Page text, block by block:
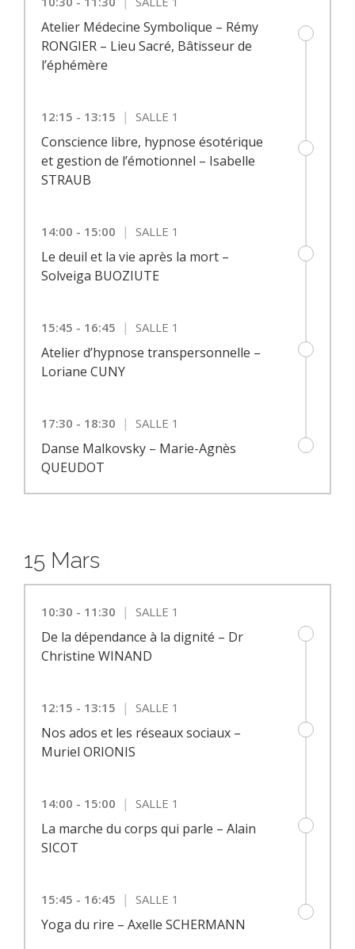
Atelier Médecine Symbolique – Rémy
RONGIER – Lieu Sacré, Bâtisseur de
l’éphémère
12:15 - 13:15 | SALLE 1
Conscience libre, hypnose ésotérique
et gestion de l’émotionnel – Isabelle
STRAUB
14:00 - 15:00 | SALLE 1
Le deuil et la vie après la mort –
Solveiga BUOZIUTE
15:45 - 16:45 | SALLE 1
Atelier d’hypnose transpersonnelle –
Loriane CUNY
17:30 - 18:30 | SALLE 1
Danse Malkovsky – Marie-Agnès
QUEUDOT
15 Mars
10:30 - 11:30 | SALLE 1
De la dépendance à la dignité – Dr
Christine WINAND
12:15 - 13:15 | SALLE 1
Nos ados et les réseaux sociaux –
Muriel ORIONIS
14:00 - 15:00 | SALLE 1
La marche du corps qui parle – Alain
SICOT
15:45 - 16:45 | SALLE 1
Yoga du rire – Axelle SCHERMANN